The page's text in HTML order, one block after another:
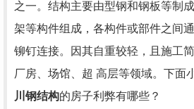
之一。结构主要由型钢和钢板等制
架等构件组成，各构件或部件之间
铆钉连接。因其自重较轻，且施工
厂房、场馆、超 高层等领域。下面
川钢结构的房子利弊有哪些？